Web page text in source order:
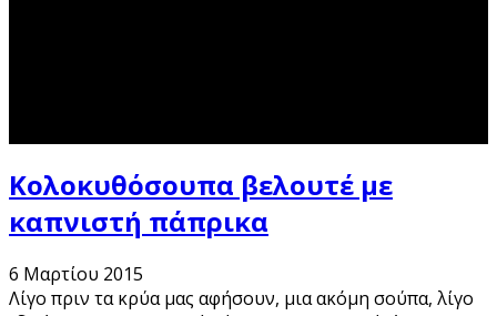
Κολοκυθόσουπα βελουτέ με
καπνιστή πάπρικα
6 Μαρτίου 2015
Λίγο πριν τα κρύα μας αφήσουν, μια ακόμη σούπα, λίγο